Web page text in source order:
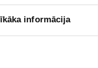
informācija